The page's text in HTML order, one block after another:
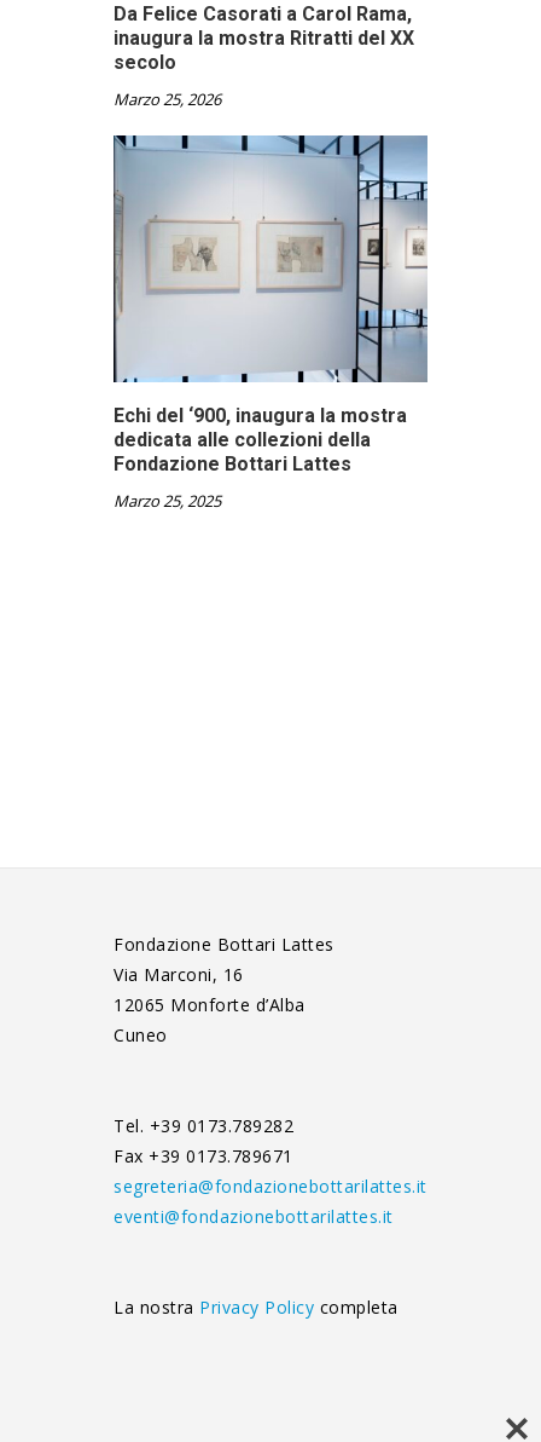
Da Felice Casorati a Carol Rama,
inaugura la mostra Ritratti del XX
secolo
Marzo 25, 2026
Echi del ‘900, inaugura la mostra
dedicata alle collezioni della
Fondazione Bottari Lattes
Marzo 25, 2025
Fondazione Bottari Lattes
Via Marconi, 16
12065 Monforte d’Alba
Cuneo
Tel. +39 0173.789282
Fax +39 0173.789671
segreteria@fondazionebottarilattes.it
eventi@fondazionebottarilattes.it
La nostra Privacy Policy completa